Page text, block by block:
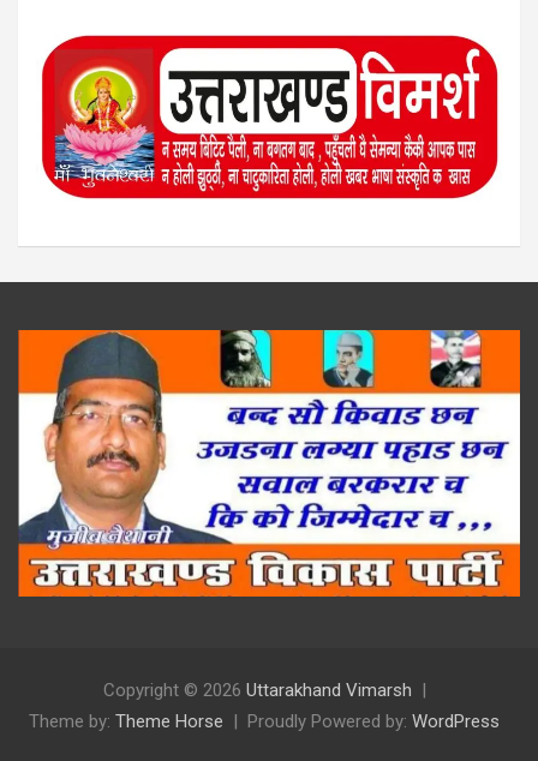
Copyright © 2026 Uttarakhand Vimarsh
Theme by: Theme Horse Proudly Powered by: WordPress